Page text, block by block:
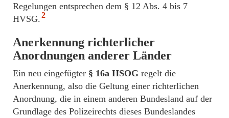
Regelungen entsprechen dem § 12 Abs. 4 bis 7
HVSG.2
Anerkennung richterlicher
Anordnungen anderer Länder
Ein neu eingefügter § 16a HSOG regelt die
Anerkennung, also die Geltung einer richterlichen
Anordnung, die in einem anderen Bundesland auf der
Grundlage des Polizeirechts dieses Bundeslandes